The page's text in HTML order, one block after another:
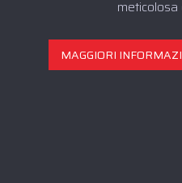
MAGGIORI